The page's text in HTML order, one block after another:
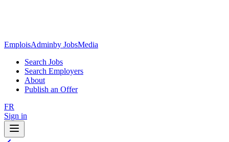
EmploisAdminby JobsMedia
Search Jobs
Search Employers
About
Publish an Offer
FR
Sign in